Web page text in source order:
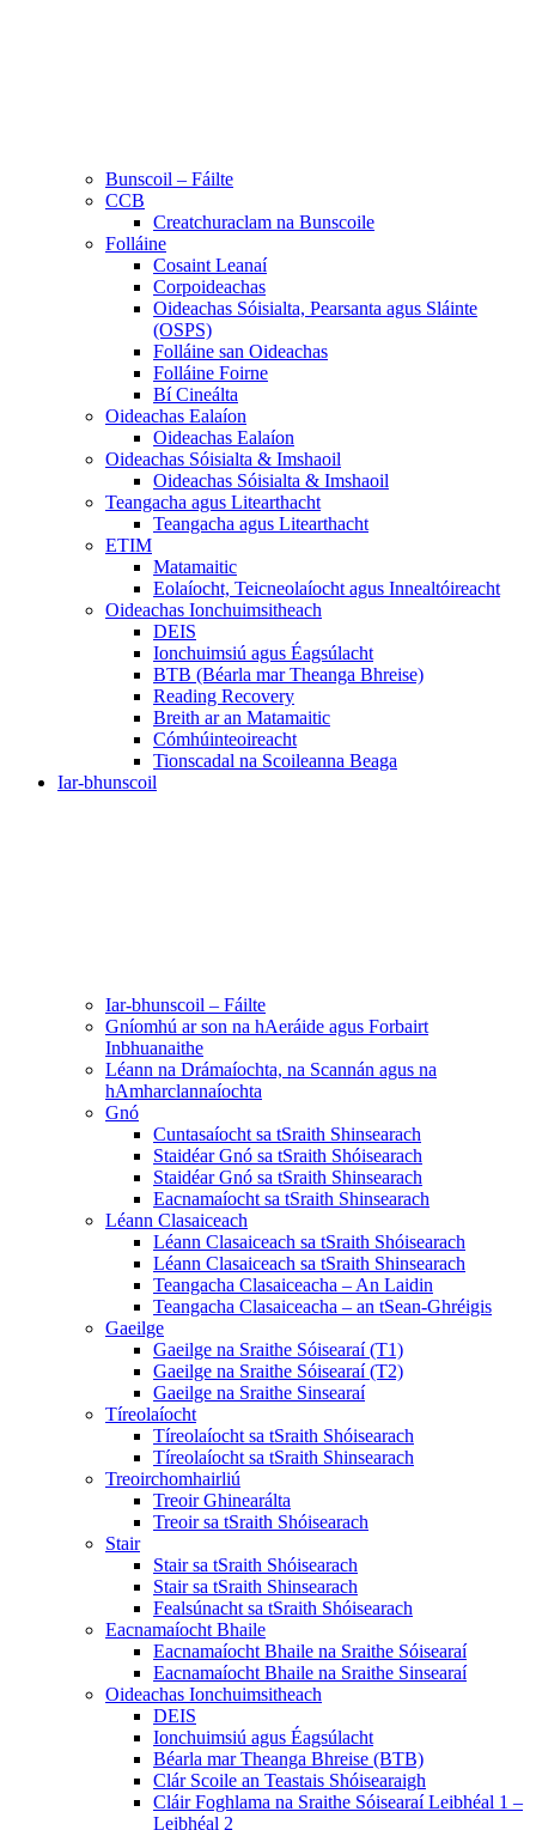
Bunscoil – Fáilte
CCB
Creatchuraclam na Bunscoile
Folláine
Cosaint Leanaí
Corpoideachas
Oideachas Sóisialta, Pearsanta agus Sláinte
(OSPS)
Folláine san Oideachas
Folláine Foirne
Bí Cineálta
Oideachas Ealaíon
Oideachas Ealaíon
Oideachas Sóisialta & Imshaoil
Oideachas Sóisialta & Imshaoil
Teangacha agus Litearthacht
Teangacha agus Litearthacht
ETIM
Matamaitic
Eolaíocht, Teicneolaíocht agus Innealtóireacht
Oideachas Ionchuimsitheach
DEIS
Ionchuimsiú agus Éagsúlacht
BTB (Béarla mar Theanga Bhreise)
Reading Recovery
Breith ar an Matamaitic
Cómhúinteoireacht
Tionscadal na Scoileanna Beaga
Iar-bhunscoil
Iar-bhunscoil – Fáilte
Gníomhú ar son na hAeráide agus Forbairt
Inbhuanaithe
Léann na Drámaíochta, na Scannán agus na
hAmharclannaíochta
Gnó
Cuntasaíocht sa tSraith Shinsearach
Staidéar Gnó sa tSraith Shóisearach
Staidéar Gnó sa tSraith Shinsearach
Eacnamaíocht sa tSraith Shinsearach
Léann Clasaiceach
Léann Clasaiceach sa tSraith Shóisearach
Léann Clasaiceach sa tSraith Shinsearach
Teangacha Clasaiceacha – An Laidin
Teangacha Clasaiceacha – an tSean-Ghréigis
Gaeilge
Gaeilge na Sraithe Sóisearaí (T1)
Gaeilge na Sraithe Sóisearaí (T2)
Gaeilge na Sraithe Sinsearaí
Tíreolaíocht
Tíreolaíocht sa tSraith Shóisearach
Tíreolaíocht sa tSraith Shinsearach
Treoirchomhairliú
Treoir Ghinearálta
Treoir sa tSraith Shóisearach
Stair
Stair sa tSraith Shóisearach
Stair sa tSraith Shinsearach
Fealsúnacht sa tSraith Shóisearach
Eacnamaíocht Bhaile
Eacnamaíocht Bhaile na Sraithe Sóisearaí
Eacnamaíocht Bhaile na Sraithe Sinsearaí
Oideachas Ionchuimsitheach
DEIS
Ionchuimsiú agus Éagsúlacht
Béarla mar Theanga Bhreise (BTB)
Clár Scoile an Teastais Shóisearaigh
Cláir Foghlama na Sraithe Sóisearaí Leibhéal 1 –
Leibhéal 2